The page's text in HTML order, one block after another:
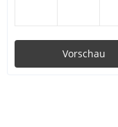
Vorschau